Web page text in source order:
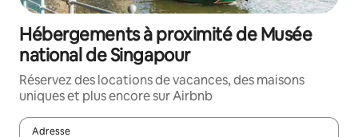
Hébergements à proximité de Musée
national de Singapour
Réservez des locations de vacances, des maisons
uniques et plus encore sur Airbnb
Adresse